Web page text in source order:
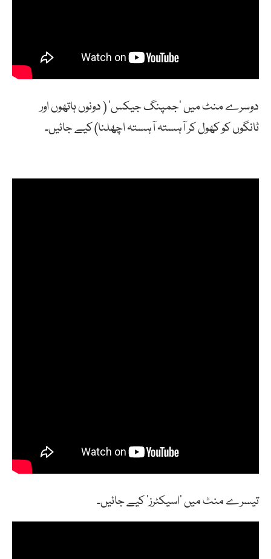
دوسرے منٹ میں ‘جمپنگ جیکس’ ( دونوں ہاتھوں اور
ٹانگوں کو کھول کر آہستہ آہستہ اچھلنا) کیے جائیں۔
تیسرے منٹ میں ‘اسیکٹرز’ کیے جائیں۔